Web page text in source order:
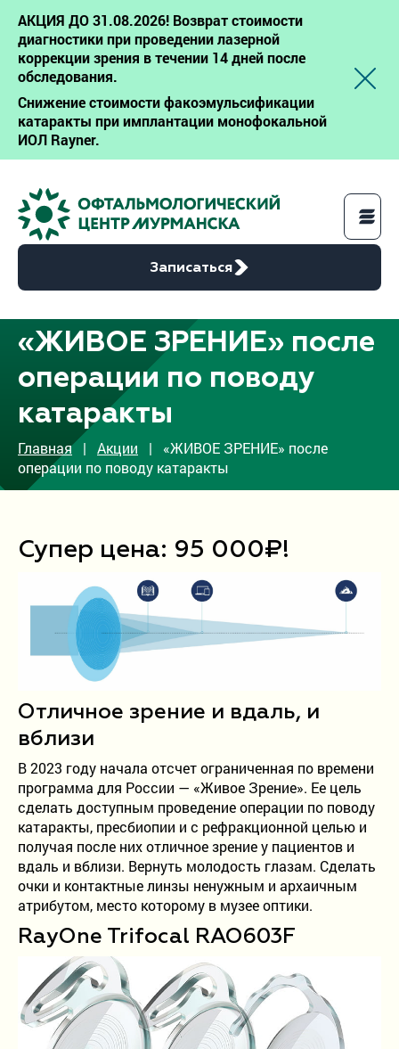
АКЦИЯ ДО 31.08.2026! Возврат стоимости
диагностики при проведении лазерной
коррекции зрения в течении 14 дней после
обследования.
Снижение стоимости факоэмульсификации
катаракты при имплантации монофокальной
ИОЛ Rayner.
Записаться
Услуги
Цены
Врачи
Акции
О клинике
Вакансии
Дополнительная информация
Блог
Отзывы пациентов
Отделение в Петрозаводске
Отправка жалоб при оказании услуг по ОМС
Детское отделение
Проверка зрения
Лазерная коррекция зрения
Лечение катаракты
Рефракционная ленсэктомия
Витреоретинальная хирургия
«ЖИВОЕ ЗРЕНИЕ» после
операции по поводу
катаракты
Главная| Акции | «ЖИВОЕ ЗРЕНИЕ» после
операции по поводу катаракты
Супер цена: 95 000₽!
Отличное зрение и вдаль, и
вблизи
В 2023 году начала отсчет ограниченная по времени
программа для России — «Живое Зрение». Ее цель
сделать доступным проведение операции по поводу
катаракты, пресбиопии и с рефракционной целью и
получая после них отличное зрение у пациентов и
вдаль и вблизи. Вернуть молодость глазам. Сделать
очки и контактные линзы ненужным и архаичным
атрибутом, место которому в музее оптики.
RayOne Trifocal RAO603F